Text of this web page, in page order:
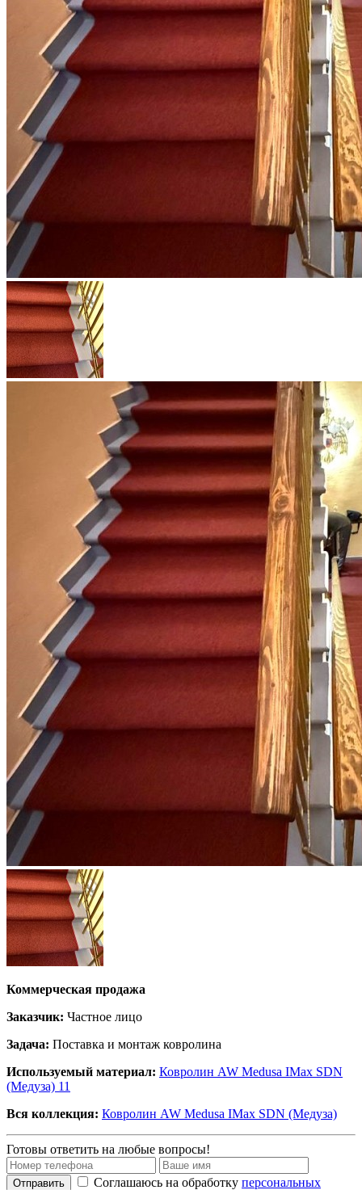
Коммерческая продажа
Заказчик: Частное лицо
Задача: Поставка и монтаж ковролина
Используемый материал: Ковролин AW Medusa IMax SDN
(Медуза) 11
Вся коллекция: Ковролин AW Medusa IMax SDN (Медуза)
Готовы ответить на любые вопросы!
Отправить Соглашаюсь на обработку персональных